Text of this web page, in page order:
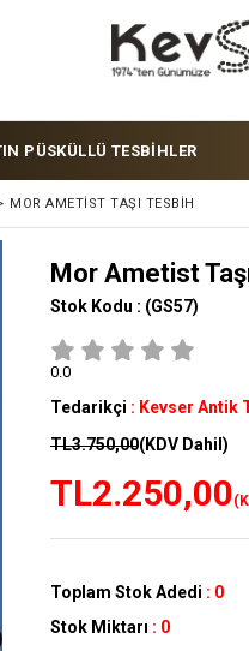
PÜSKÜLLÜ TESBİHLER
MOR AMETIST TAŞI TESBIH
Mor Ametist
Stok Kodu : (GS57)
0.0
Tedarikçi : Kevser Antik
TL3.750,00(KDV Dahil)
TL2.250,00
Toplam Stok Adedi : 0
Stok Miktarı : 0